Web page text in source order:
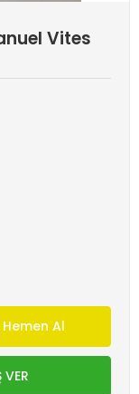
Vites
Hemen Al
VER